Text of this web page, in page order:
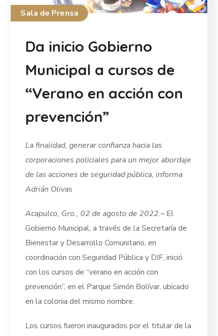
Sala de Prensa
Da inicio Gobierno
Municipal a cursos de
“Verano en acción con
prevención”
La finalidad, generar confianza hacia las
corporaciones policiales para un mejor abordaje
de las acciones de seguridad pública, informa
Adrián Olivas
Acapulco, Gro., 02 de agosto de 2022.– El
Gobierno Municipal, a través de la Secretaría de
Bienestar y Desarrollo Comunitario, en
coordinación con Seguridad Pública y DIF, inició
con los cursos de “verano en acción con
prevención”, en el Parque Simón Bolívar, ubicado
en la colonia del mismo nombre.
Los cursos fueron inaugurados por el titular de la